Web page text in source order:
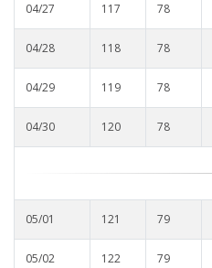
04/27 117 78
04/28 118 78
04/29 119 78
04/30 120 78
05/01 121 79
05/02 122 79